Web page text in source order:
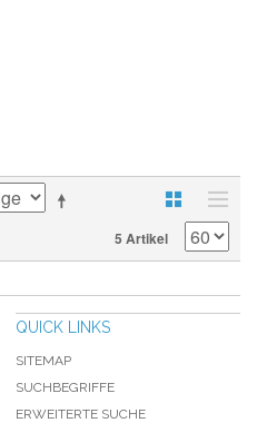
5 Artikel
QUICK LINKS
SITEMAP
SUCHBEGRIFFE
ERWEITERTE SUCHE